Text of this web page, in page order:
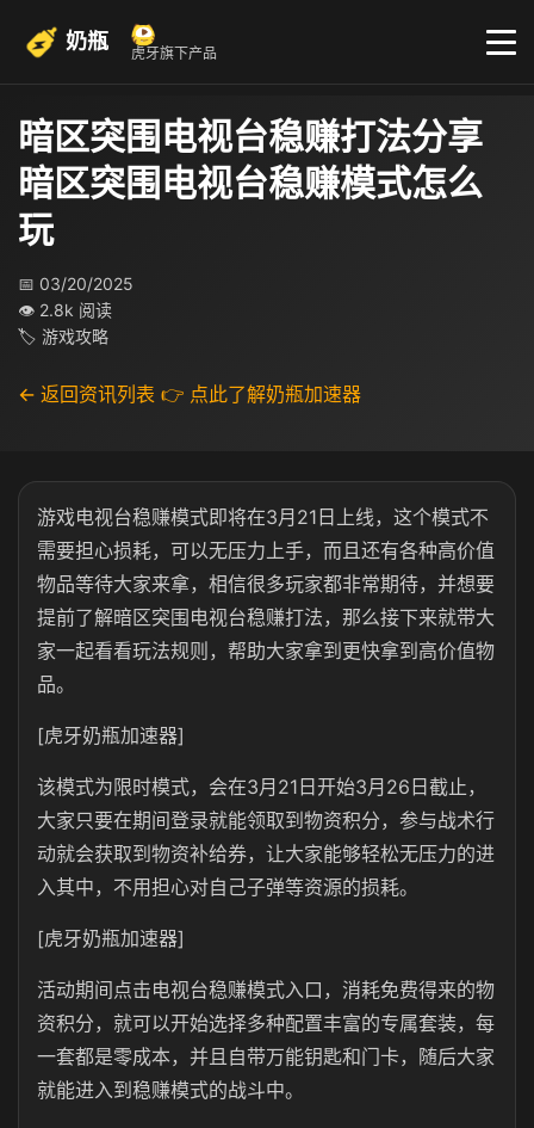
奶瓶 虎牙旗下产品
暗区突围电视台稳赚打法分享
暗区突围电视台稳赚模式怎么
玩
📅 03/20/2025
👁 2.8k 阅读
🏷 游戏攻略
← 返回资讯列表 👉 点此了解奶瓶加速器
游戏电视台稳赚模式即将在3月21日上线，这个模式不
需要担心损耗，可以无压力上手，而且还有各种高价值
物品等待大家来拿，相信很多玩家都非常期待，并想要
提前了解暗区突围电视台稳赚打法，那么接下来就带大
家一起看看玩法规则，帮助大家拿到更快拿到高价值物
品。
[虎牙奶瓶加速器]
该模式为限时模式，会在3月21日开始3月26日截止，
大家只要在期间登录就能领取到物资积分，参与战术行
动就会获取到物资补给券，让大家能够轻松无压力的进
入其中，不用担心对自己子弹等资源的损耗。
[虎牙奶瓶加速器]
活动期间点击电视台稳赚模式入口，消耗免费得来的物
资积分，就可以开始选择多种配置丰富的专属套装，每
一套都是零成本，并且自带万能钥匙和门卡，随后大家
就能进入到稳赚模式的战斗中。